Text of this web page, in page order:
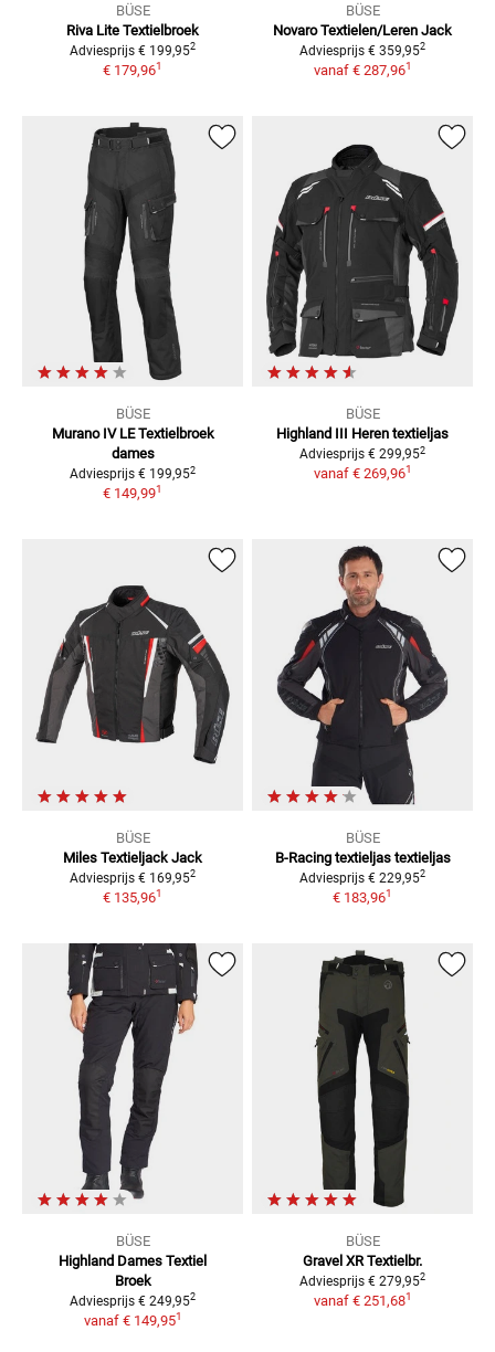
BÜSE
Riva Lite Textielbroek
Adviesprijs € 199,952
€ 179,961
BÜSE
Novaro Textielen/Leren Jack
Adviesprijs € 359,952
vanaf € 287,961
BÜSE
Murano IV LE Textielbroek
dames
Adviesprijs € 199,952
€ 149,991
BÜSE
Highland III Heren textieljas
Adviesprijs € 299,952
vanaf € 269,961
BÜSE
Miles Textieljack Jack
Adviesprijs € 169,952
€ 135,961
BÜSE
B-Racing textieljas textieljas
Adviesprijs € 229,952
€ 183,961
BÜSE
Highland Dames Textiel
Broek
Adviesprijs € 249,952
vanaf € 149,951
BÜSE
Gravel XR Textielbr.
Adviesprijs € 279,952
vanaf € 251,681